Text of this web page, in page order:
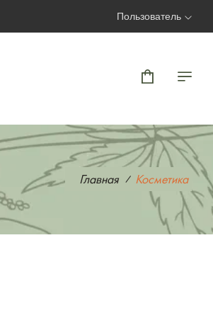
Пользователь
Главная Косметика